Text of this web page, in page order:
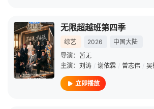
无限超越班第四季
综艺 2026
中国大陆
导演： 暂无
主演： 刘涛 / 谢依霖 / 曾志伟 / 吴
立即播放